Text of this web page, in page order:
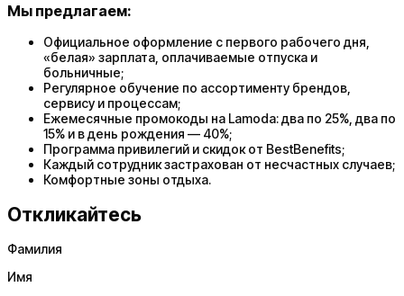
Мы предлагаем:
Официальное оформление с первого рабочего дня,
«белая» зарплата, оплачиваемые отпуска и
больничные;
Регулярное обучение по ассортименту брендов,
сервису и процессам;
Ежемесячные промокоды на Lamoda: два по 25%, два по
15% и в день рождения — 40%;
Программа привилегий и скидок от BestBenefits;
Каждый сотрудник застрахован от несчастных случаев;
Комфортные зоны отдыха.
Откликайтесь
Фамилия
Имя